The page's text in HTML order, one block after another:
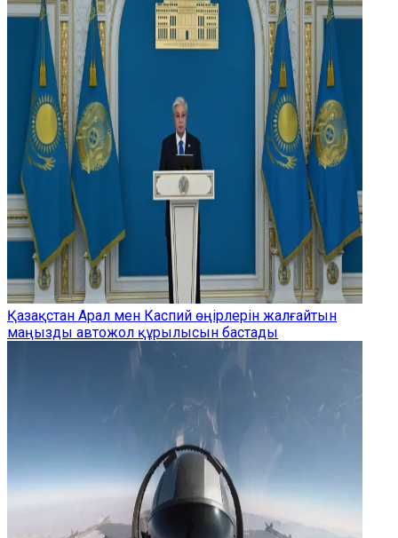
Қазақстан Арал мен Каспий өңірлерін жалғайтын
маңызды автожол құрылысын бастады